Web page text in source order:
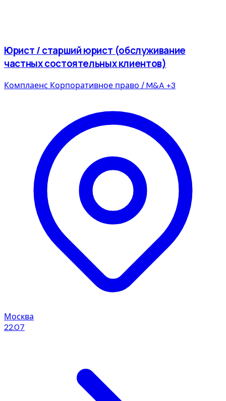
Юрист / старший юрист (обслуживание
частных состоятельных клиентов)
Комплаенс Корпоративное право / M&A +3
Москва
22.07